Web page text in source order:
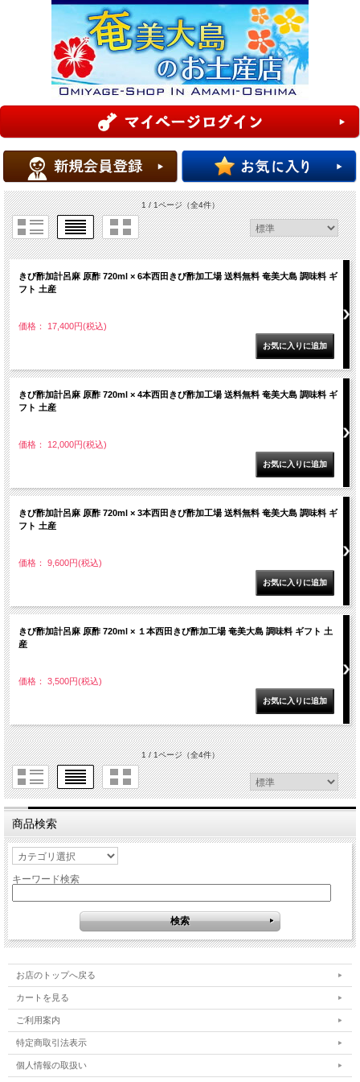
1 / 1ページ（全4件）
きび酢加計呂麻 原酢 720ml × 6本西田きび酢加工場 送料無料 奄美大島 調味料 ギ
フト 土産
価格： 17,400円(税込)
きび酢加計呂麻 原酢 720ml × 4本西田きび酢加工場 送料無料 奄美大島 調味料 ギ
フト 土産
価格： 12,000円(税込)
きび酢加計呂麻 原酢 720ml × 3本西田きび酢加工場 送料無料 奄美大島 調味料 ギ
フト 土産
価格： 9,600円(税込)
きび酢加計呂麻 原酢 720ml × １本西田きび酢加工場 奄美大島 調味料 ギフト 土
産
価格： 3,500円(税込)
1 / 1ページ（全4件）
商品検索
キーワード検索
お店のトップへ戻る
カートを見る
ご利用案内
特定商取引法表示
個人情報の取扱い